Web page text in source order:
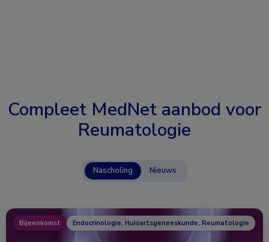
Compleet MedNet aanbod voor
Reumatologie
Nascholing Nieuws
Bijeenkomst Endocrinologie, Huisartsgeneeskunde, Reumatologie